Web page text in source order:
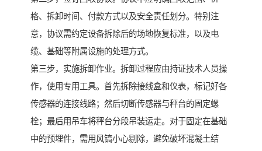
格、拆卸时间、付款方式以及安全责任划分。特别注
意，协议需约定设备拆除后的场地恢复标准，以及电
缆、基础等附属设施的处理方式。
第三步，实施拆卸作业。拆卸过程应由持证技术人员操
作，使用专用工具。首先拆除接线盒和仪表，标记好各
传感器的连接线路；然后切断传感器与秤台的固定螺
栓；最后用吊车将秤台分段吊装运走。对于固定在基础
中的预埋件，需用风镐小心剔除，避免破坏混凝土结